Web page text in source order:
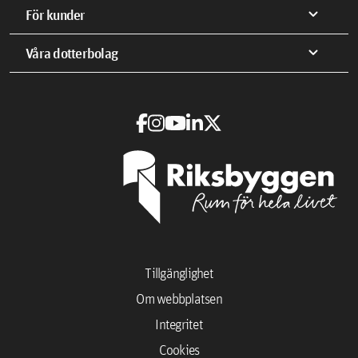
För kunder expand_more
Våra dotterbolag expand_more
Cookies
Integritet
Om webbplatsen
Tillgänglighet